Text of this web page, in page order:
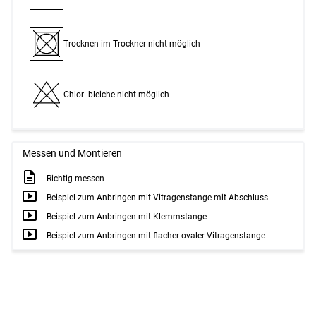
Trocknen im Trockner nicht möglich
Chlor- bleiche nicht möglich
Messen und Montieren
Richtig messen
Beispiel zum Anbringen mit Vitragenstange mit Abschluss
Beispiel zum Anbringen mit Klemmstange
Beispiel zum Anbringen mit flacher-ovaler Vitragenstange